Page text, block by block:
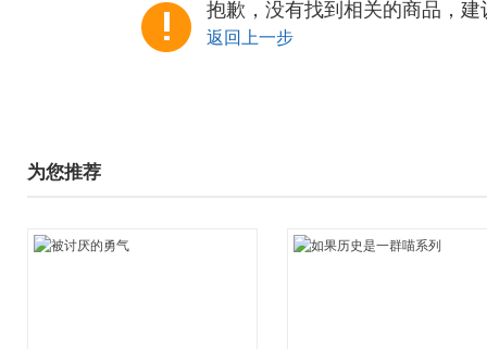
抱歉，没有找到相关的商品，
返回上一步
为您推荐